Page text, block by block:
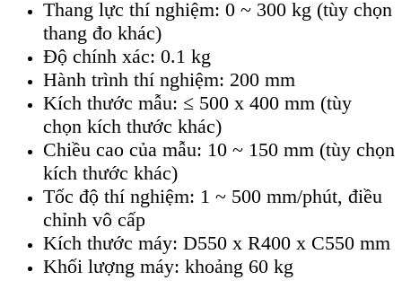
Thang lực thí nghiệm: 0 ~ 300 kg (tùy chọn
thang đo khác)
Độ chính xác: 0.1 kg
Hành trình thí nghiệm: 200 mm
Kích thước mẫu: ≤ 500 x 400 mm (tùy
chọn kích thước khác)
Chiều cao của mẫu: 10 ~ 150 mm (tùy chọn
kích thước khác)
Tốc độ thí nghiệm: 1 ~ 500 mm/phút, điều
chỉnh vô cấp
Kích thước máy: D550 x R400 x C550 mm
Khối lượng máy: khoảng 60 kg